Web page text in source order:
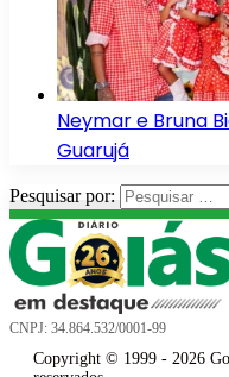
Neymar e Bruna
Guarujá
Pesquisar por:
CNPJ: 34.864.532/0001-99
Copyright © 1999 - 2026